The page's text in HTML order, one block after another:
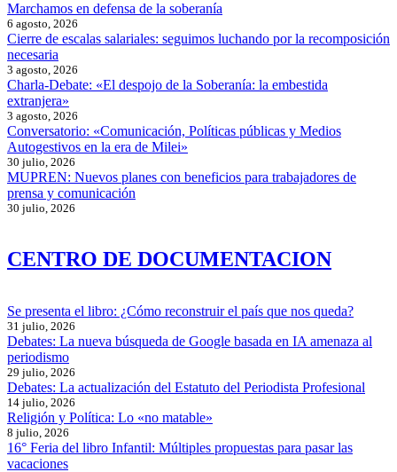
Marchamos en defensa de la soberanía
6 agosto, 2026
Cierre de escalas salariales: seguimos luchando por la recomposición
necesaria
3 agosto, 2026
Charla-Debate: «El despojo de la Soberanía: la embestida
extranjera»
3 agosto, 2026
Conversatorio: «Comunicación, Políticas públicas y Medios
Autogestivos en la era de Milei»
30 julio, 2026
MUPREN: Nuevos planes con beneficios para trabajadores de
prensa y comunicación
30 julio, 2026
CENTRO DE DOCUMENTACION
Se presenta el libro: ¿Cómo reconstruir el país que nos queda?
31 julio, 2026
Debates: La nueva búsqueda de Google basada en IA amenaza al
periodismo
29 julio, 2026
Debates: La actualización del Estatuto del Periodista Profesional
14 julio, 2026
Religión y Política: Lo «no matable»
8 julio, 2026
16° Feria del libro Infantil: Múltiples propuestas para pasar las
vacaciones